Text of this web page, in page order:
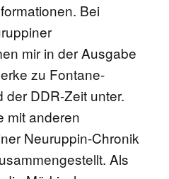
Bei
mir in der Ausgabe
zu Fontane-
DDR-Zeit unter.
mit anderen
Neuruppin-Chronik
Als